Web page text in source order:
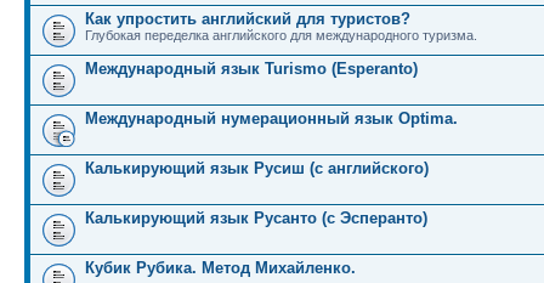
Как упростить английский для туристов?
Глубокая переделка английского для международного туризма.
Международный язык Turismo (Esperanto)
Международный нумерационный язык Optima.
Калькирующий язык Русиш (с английского)
Калькирующий язык Русанто (с Эсперанто)
Кубик Рубика. Метод Михайленко.